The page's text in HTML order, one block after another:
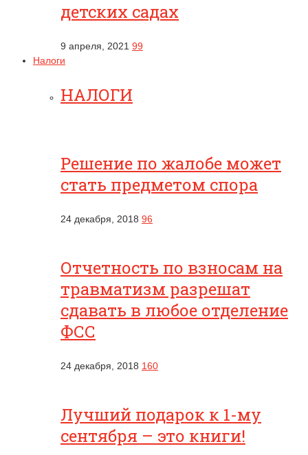
детских садах
9 апреля, 2021 99
Налоги
НАЛОГИ
Решение по жалобе может
стать предметом спора
24 декабря, 2018 96
Отчетность по взносам на
травматизм разрешат
сдавать в любое отделение
ФСС
24 декабря, 2018 160
Лучший подарок к 1-му
сентября – это книги!